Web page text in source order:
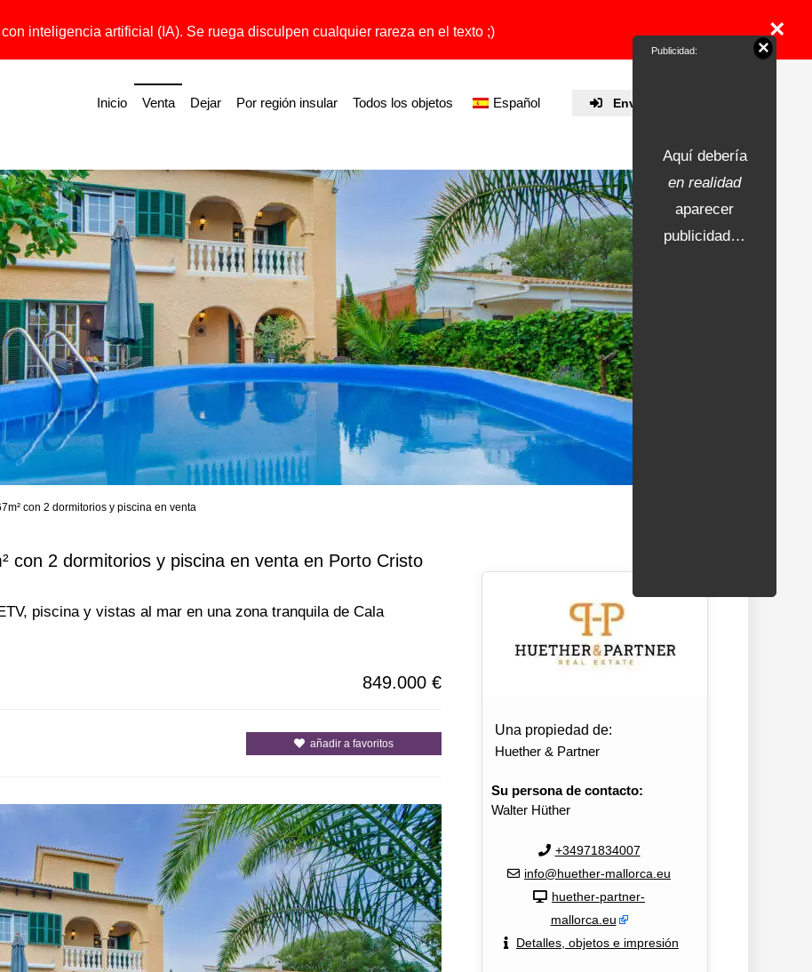
inteligencia artificial (IA). Se ruega disculpen cualquier rareza en el texto ;) ×
Enviar propiedad
Inicio Venta Dejar Por región insular Todos los objetos Español
con 2 dormitorios y piscina en venta
con 2 dormitorios y piscina en venta en Porto Cristo
piscina y vistas al mar en una zona tranquila de Cala
849.000 €
añadir a favoritos
Una propiedad de:
Huether & Partner
Su persona de contacto:
Walter Hüther
+34971834007
info@huether-mallorca.eu
huether-partner-
mallorca.eu
Detalles, objetos e impresión
Publicidad:
Aquí debería
en realidad
aparecer
publicidad…
×